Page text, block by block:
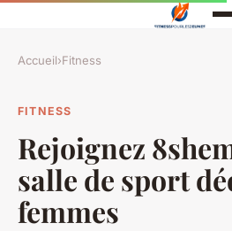
Accueil›Fitness
FITNESS
Rejoignez
salle de sport
femmes